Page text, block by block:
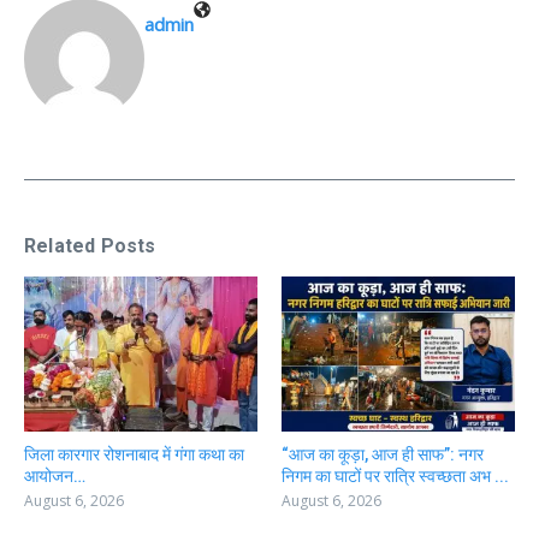
admin
Related Posts
जिला कारगार रोशनाबाद में गंगा कथा का
आयोजन…
August 6, 2026
“आज का कूड़ा, आज ही साफ”: नगर
निगम का घाटों पर रात्रि स्वच्छता अभ ...
August 6, 2026